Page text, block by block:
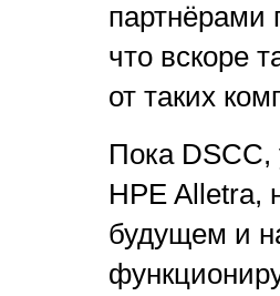
что вскоре
от таких
Пока
HPE Alletra,
будущем и